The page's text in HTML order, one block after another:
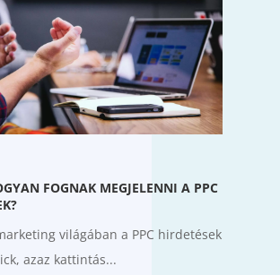
FOGNAK MEGJELENNI A PPC
világában a PPC hirdetések
azaz kattintás...